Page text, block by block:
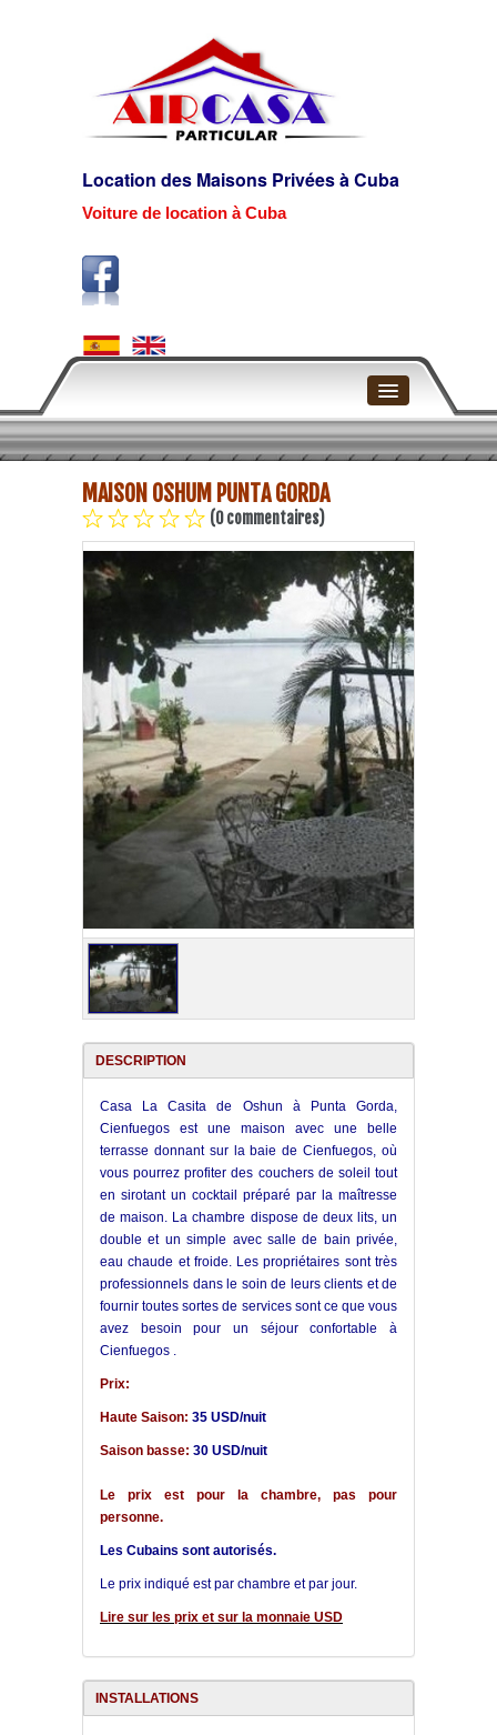
Location des Maisons Privées à Cuba
Voiture de location à Cuba
Page d'accueil
La Havane
Plage Havane
Pinar del Rio
Cienfuegos
Trinidad
Autres villes
Autres Services
MAISON OSHUM PUNTA GORDA
(0 commentaires)
DESCRIPTION
Casa La Casita de Oshun à Punta Gorda,
Cienfuegos est une maison avec une belle
terrasse donnant sur la baie de Cienfuegos, où
vous pourrez profiter des couchers de soleil tout
en sirotant un cocktail préparé par la maîtresse
de maison. La chambre dispose de deux lits, un
double et un simple avec salle de bain privée,
eau chaude et froide. Les propriétaires sont très
professionnels dans le soin de leurs clients et de
fournir toutes sortes de services sont ce que vous
avez besoin pour un séjour confortable à
Cienfuegos .
Prix:
Haute Saison: 35 USD/nuit
Saison basse: 30 USD/nuit
Le prix est pour la chambre, pas pour
personne.
Les Cubains sont autorisés.
Le prix indiqué est par chambre et par jour.
Lire sur les prix et sur la monnaie USD
INSTALLATIONS